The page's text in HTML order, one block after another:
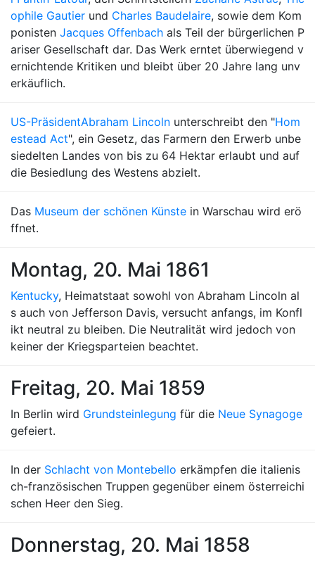
ophile Gautier und Charles Baudelaire, sowie dem Kom
ponisten Jacques Offenbach als Teil der bürgerlichen P
ariser Gesellschaft dar. Das Werk erntet überwiegend v
ernichtende Kritiken und bleibt über 20 Jahre lang unv
erkäuflich.
US-PräsidentAbraham Lincoln unterschreibt den "Hom
estead Act", ein Gesetz, das Farmern den Erwerb unbe
siedelten Landes von bis zu 64 Hektar erlaubt und auf
die Besiedlung des Westens abzielt.
Das Museum der schönen Künste in Warschau wird erö
ffnet.
Montag, 20. Mai 1861
Kentucky, Heimatstaat sowohl von Abraham Lincoln al
s auch von Jefferson Davis, versucht anfangs, im Konfl
ikt neutral zu bleiben. Die Neutralität wird jedoch von
keiner der Kriegsparteien beachtet.
Freitag, 20. Mai 1859
In Berlin wird Grundsteinlegung für die Neue Synagoge
gefeiert.
In der Schlacht von Montebello erkämpfen die italienis
ch-französischen Truppen gegenüber einem österreichi
schen Heer den Sieg.
Donnerstag, 20. Mai 1858